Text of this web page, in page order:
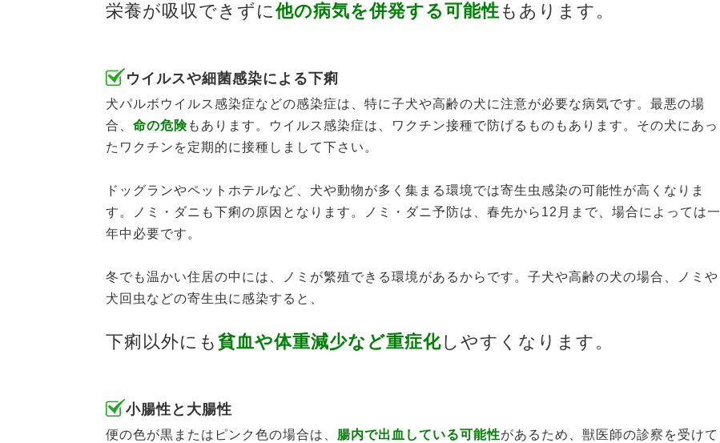
栄養が吸収できずに他の病気を併発する可能性 もあります。
ウイルスや細菌感染による下痢
犬パルボウイルス感染症などの感染症は、特に子犬や高齢の犬に注意が必要な病気です。最悪の場
合、 命の危険もあります。ウイルス感染症は、ワクチン接種で防げるものもあります。その犬にあっ
たワクチンを定期的に接種しまして下さい。
ドッグランやペットホテルなど、犬や動物が多く集まる環境では寄生虫感染の可能性が高くなりま
す。ノミ・ダニも下痢の原因となります。ノミ・ダニ予防は、春先から12月まで、場合によっては一
年中必要です。
冬でも温かい住居の中には、ノミが繁殖できる環境があるからです。子犬や高齢の犬の場合、ノミや
犬回虫などの寄生虫に感染すると、
下痢以外にも 貧血や体重減少など重症化しやすくなります。
小腸性と大腸性
便の色が黒またはピンク色の場合は、 腸内で出血している可能性があるため、獣医師の診察を受けて